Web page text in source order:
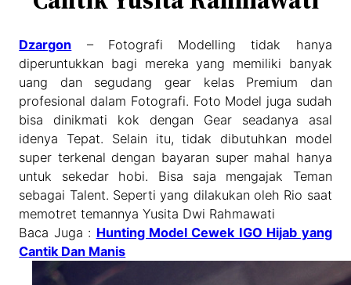
Dzargon – Fotografi Modelling tidak hanya
diperuntukkan bagi mereka yang memiliki banyak
uang dan segudang gear kelas Premium dan
profesional dalam Fotografi. Foto Model juga sudah
bisa dinikmati kok dengan Gear seadanya asal
idenya Tepat. Selain itu, tidak dibutuhkan model
super terkenal dengan bayaran super mahal hanya
untuk sekedar hobi. Bisa saja mengajak Teman
sebagai Talent. Seperti yang dilakukan oleh Rio saat
memotret temannya Yusita Dwi Rahmawati
Baca Juga : Hunting Model Cewek IGO Hijab yang
Cantik Dan Manis